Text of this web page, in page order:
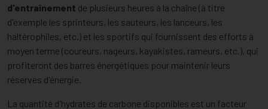
d'entraînement de plusieurs heures à la chaîne (à titre
d'exemple les sprinteurs, les sauteurs, les lanceurs, les
haltérophiles, etc.) et les sportifs qui fournissent des efforts à
moyen terme (coureurs, nageurs, kayakistes, rameurs, etc.), qui
profiteront des barres énergétiques pour maintenir leurs
réserves d'énergie.
La quantité d'hydrates de carbone disponibles est un facteur